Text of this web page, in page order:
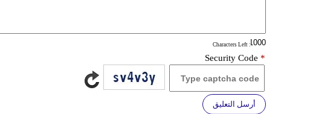
: Characters Left
Security Code *
أرسل التعليق